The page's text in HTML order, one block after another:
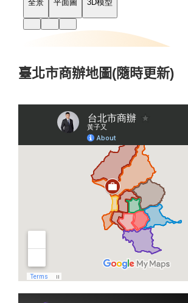
臺北市商辦地圖(隨時更新)